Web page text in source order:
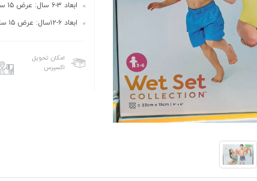
ابعاد ۳-۶ سال: عرض ۱۵ سانتی‌متر طول ۲۳ سانتی‌متر
ابعاد ۶-۱۲سال: عرض ۱۵ سانتی‌متر طول ۳۰ سانتی‌متر
امکان تحویل
اکسپرس